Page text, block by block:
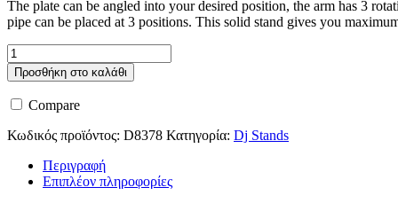
The plate can be angled into your desired position, the arm has 3
pipe can be placed at 3 positions. This solid stand gives you
Showgear
DJ
player
stand
ποσότητα
Προσθήκη στο καλάθι
Compare
Κωδικός προϊόντος: D8378 Κατηγορία: Dj Stands
Περιγραφή
Επιπλέον πληροφορίες